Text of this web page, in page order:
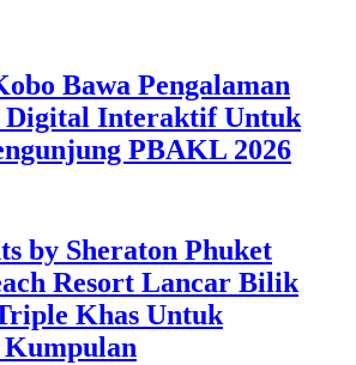
Bawa Pengalaman
Digital Interaktif Untuk
PBAKL 2026
by Sheraton Phuket
Resort Lancar Bilik
Khas Untuk